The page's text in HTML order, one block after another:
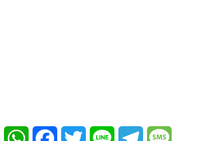
WhatsAppFacebook Twitter Line Telegram